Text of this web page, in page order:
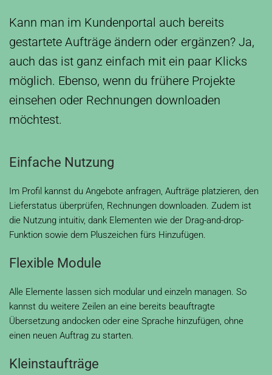
Kann man im Kundenportal auch bereits
gestartete Aufträge ändern oder ergänzen? Ja,
auch das ist ganz einfach mit ein paar Klicks
möglich. Ebenso, wenn du frühere Projekte
einsehen oder Rechnungen downloaden
möchtest.
Einfache Nutzung
Im Profil kannst du Angebote anfragen, Aufträge platzieren, den
Lieferstatus überprüfen, Rechnungen downloaden. Zudem ist
die Nutzung intuitiv, dank Elementen wie der Drag-and-drop-
Funktion sowie dem Pluszeichen fürs Hinzufügen.
Flexible Module
Alle Elemente lassen sich modular und einzeln managen. So
kannst du weitere Zeilen an eine bereits beauftragte
Übersetzung andocken oder eine Sprache hinzufügen, ohne
einen neuen Auftrag zu starten.
Kleinstaufträge